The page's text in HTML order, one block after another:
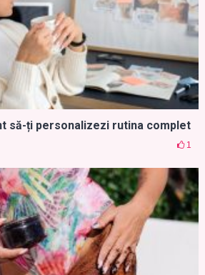
să-ți personalizezi rutina complet
1